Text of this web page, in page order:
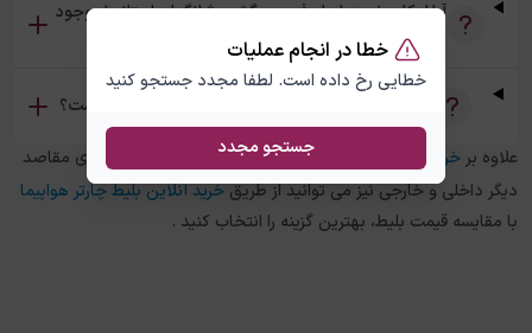
خطا در انجام عملیات
خطایی رخ داده است. لطفا مجدد جستجو کنید
جستجو مجدد
آیا امکان خرید بلیط رفت و برگشت شانگهای استانبول وجود
دارد؟
تفاوت بلیط چارتر و سیستمی شانگهای استانبول چیست؟
علاوه بر خرید بلیط هواپیما شانگهایبهاستانبول
، در چارتر 118 برای مقاصد
دیگر داخلی و خارجی نیز می توانید از طریقخرید آنلاین بلیط چارتر هواپیما
با مقایسه قیمت بلیط، بهترین گزینه را انتخاب کنید .